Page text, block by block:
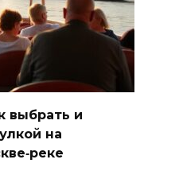
выбрать и
на